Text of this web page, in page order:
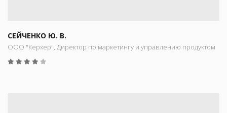
СЕЙЧЕНКО Ю. В.
ООО "Керхер", Директор по маркетингу и управлению продуктом